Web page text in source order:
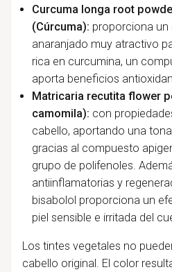
Curcuma longa root
(Cúrcuma): proporciona
anaranjado muy atractivo
rica en curcumina, un
aporta beneficios
Matricaria recutita flower
camomila): con
cabello, aportando una
gracias al compuesto
grupo de polifenoles.
antiinflamatorias y
bisabolol proporciona un
piel sensible e irritada del
Los tintes vegetales no
cabello original. El color